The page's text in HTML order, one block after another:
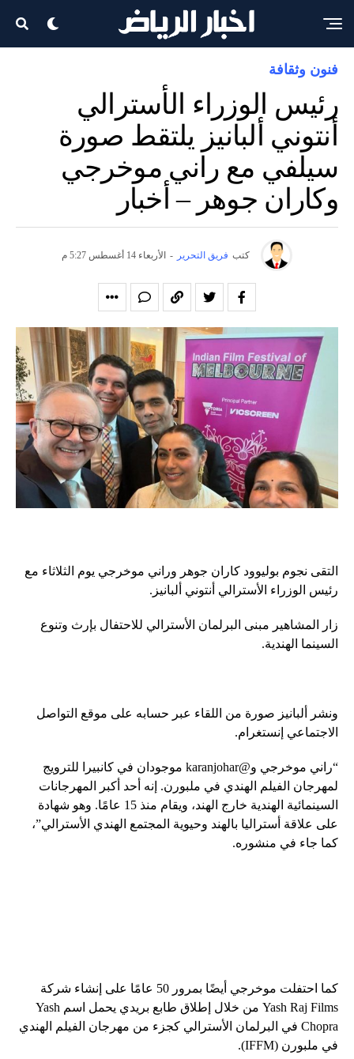
فنون وثقافة
رئيس الوزراء الأسترالي
أنتوني ألبانيز يلتقط صورة
سيلفي مع راني موخرجي
وكاران جوهر – أخبار
كتب فريق التحرير - الأربعاء 14 أغسطس 5:27 م
التقى نجوم بوليوود كاران جوهر وراني موخرجي يوم الثلاثاء مع
رئيس الوزراء الأسترالي أنتوني ألبانيز.
زار المشاهير مبنى البرلمان الأسترالي للاحتفال بإرث وتنوع
السينما الهندية.
ونشر ألبانيز صورة من اللقاء عبر حسابه على موقع التواصل
الاجتماعي إنستغرام.
“راني موخرجي و@karanjohar موجودان في كانبيرا للترويج
لمهرجان الفيلم الهندي في ملبورن. إنه أحد أكبر المهرجانات
السينمائية الهندية خارج الهند، ويقام منذ 15 عامًا. وهو شهادة
على علاقة أستراليا بالهند وحيوية المجتمع الهندي الأسترالي”،
كما جاء في منشوره.
كما احتفلت موخرجي أيضًا بمرور 50 عامًا على إنشاء شركة
Yash Raj Films من خلال إطلاق طابع بريدي يحمل اسم Yash
Chopra في البرلمان الأسترالي كجزء من مهرجان الفيلم الهندي
في ملبورن (IFFM).